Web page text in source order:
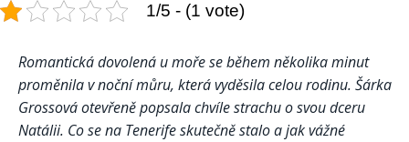
1/5 - (1 vote)
Romantická dovolená u moře se během několika minut
proměnila v noční můru, která vyděsila celou rodinu. Šárka
Grossová otevřeně popsala chvíle strachu o svou dceru
Natálii. Co se na Tenerife skutečně stalo a jak vážné